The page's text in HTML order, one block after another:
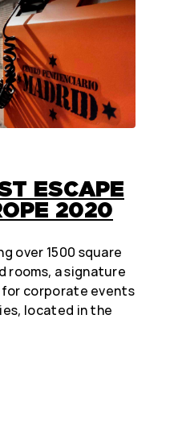
ESCAPE
2020
over 1500 square
rooms, a signature
for corporate events
located in the